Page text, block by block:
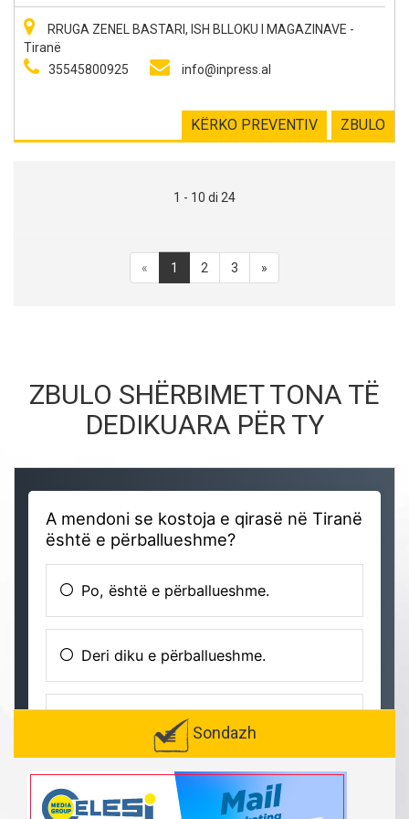
RRUGA ZENEL BASTARI, ISH BLLOKU I MAGAZINAVE -
Tiranë
35545800925
info@inpress.al
ZBULO
KËRKO PREVENTIV
1 - 10 di 24
« 1 2 3 »
ZBULO SHËRBIMET TONA TË
DEDIKUARA PËR TY
Sondazh